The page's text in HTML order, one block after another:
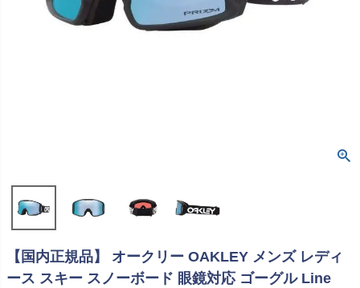
【国内正規品】 オークリー OAKLEY メンズ レディ
ース スキー スノーボード 眼鏡対応 ゴーグル Line